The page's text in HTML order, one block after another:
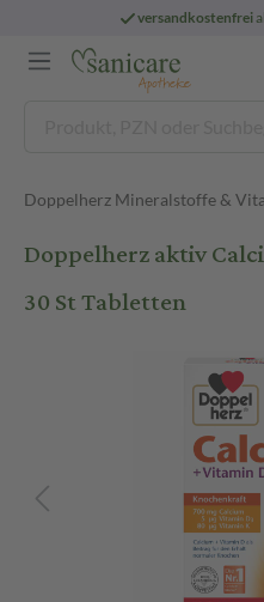
versandkostenfrei
Doppelherz Mineralstoffe &
Doppelherz aktiv
30 St Tabletten